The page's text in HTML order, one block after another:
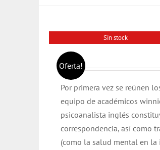
Sin stock
Oferta!
Por primera vez se reúnen
equipo de académicos
psicoanalista inglés
correspondencia, así como
(como la salud mental en la